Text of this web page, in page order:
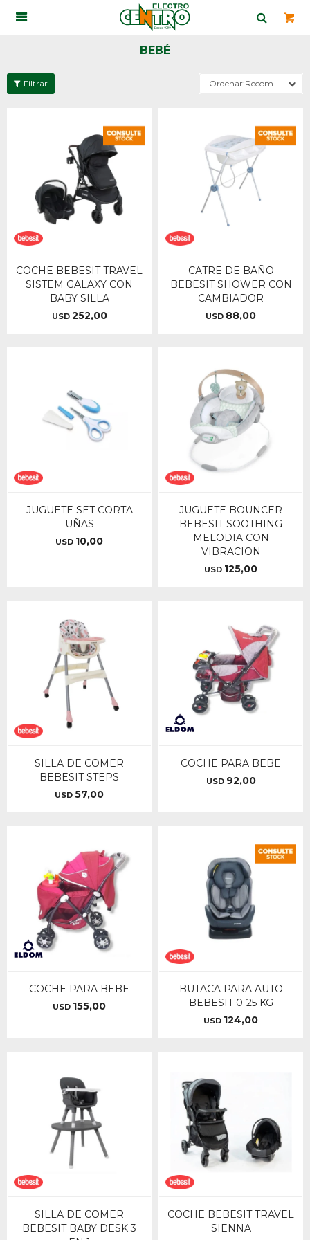

BEBÉ
Recomendados
COCHE BEBESIT TRAVEL
SISTEM GALAXY CON
BABY SILLA
USD 252,00
CATRE DE BAÑO
BEBESIT SHOWER CON
CAMBIADOR
USD 88,00
JUGUETE SET CORTA
UÑAS
USD 10,00
JUGUETE BOUNCER
BEBESIT SOOTHING
MELODIA CON
VIBRACION
USD 125,00
SILLA DE COMER
BEBESIT STEPS
USD 57,00
COCHE PARA BEBE
USD 92,00
COCHE PARA BEBE
USD 155,00
BUTACA PARA AUTO
BEBESIT 0-25 KG
USD 124,00
SILLA DE COMER
BEBESIT BABY DESK 3
COCHE BEBESIT TRAVEL
SIENNA